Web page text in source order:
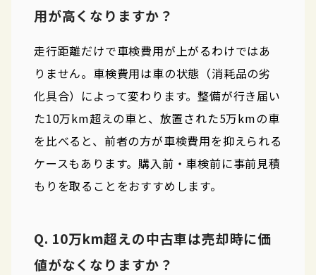
用が高くなりますか？
走行距離だけで車検費用が上がるわけではあ
りません。車検費用は車の状態（消耗品の劣
化具合）によって変わります。整備が行き届い
た10万km超えの車と、放置された5万kmの車
を比べると、前者の方が車検費用を抑えられる
ケースもあります。購入前・車検前に事前見積
もりを取ることをおすすめします。
Q. 10万km超えの中古車は売却時に価
値がなくなりますか？